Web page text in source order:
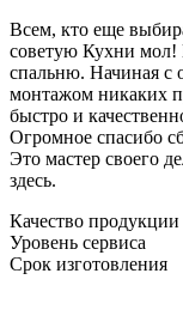
Всем, кто еще
советую Кухни мол!
спальню. Начиная с
монтажом никаких
быстро и
Огромное спасибо
Это мастер своего
здесь.
Качество продукции
Уровень сервиса
Срок изготовления